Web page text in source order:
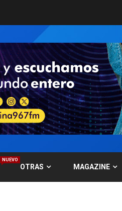
NUEVO
OTRAS MAGAZINE
6
7